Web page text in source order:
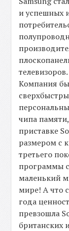
и успешных
телевизоров.
Компания
чипа
приставке
размером с
третьего
программы
маленький
мире! А что
года
превзошла
британских